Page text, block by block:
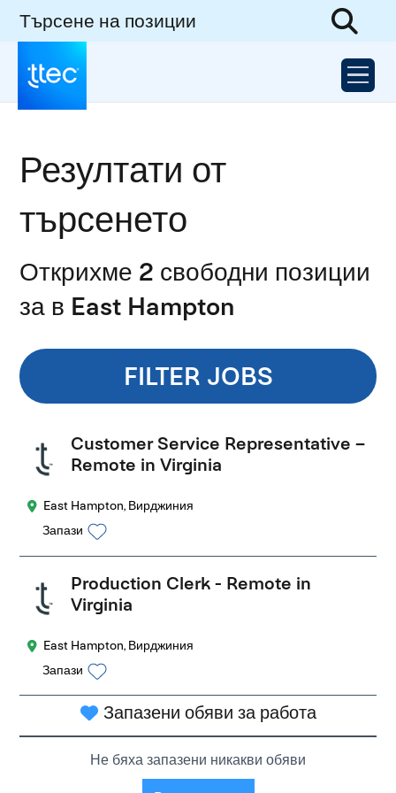
Търсене на позиции
Резултати от
търсенето
Открихме 2 свободни позиции
за в East Hampton
FILTER JOBS
Customer Service Representative –
Remote in Virginia
East Hampton, Вирджиния
Запази
Production Clerk - Remote in
Virginia
East Hampton, Вирджиния
Запази
Запазени обяви за работа
Не бяха запазени никакви обяви